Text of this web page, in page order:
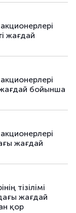
жағдай
бойынша
жағдай
тізілімі
жағдай
қор